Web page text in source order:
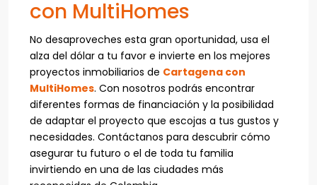
con MultiHomes
No desaproveches esta gran oportunidad, usa el
alza del dólar a tu favor e invierte en los mejores
proyectos inmobiliarios de Cartagena con
MultiHomes. Con nosotros podrás encontrar
diferentes formas de financiación y la posibilidad
de adaptar el proyecto que escojas a tus gustos y
necesidades. Contáctanos para descubrir cómo
asegurar tu futuro o el de toda tu familia
invirtiendo en una de las ciudades más